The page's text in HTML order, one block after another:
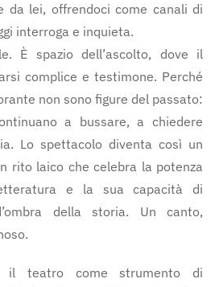
da lei, offrendoci come canali di
interroga e inquieta.
È spazio dell’ascolto, dove il
complice e testimone. Perché
non sono figure del passato:
a bussare, a chiedere
Lo spettacolo diventa così un
rito laico che celebra la potenza
e la sua capacità di
della storia. Un canto,
teatro come strumento di